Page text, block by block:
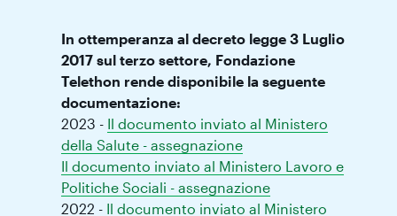
In ottemperanza al decreto legge 3 Luglio
2017 sul terzo settore, Fondazione
Telethon rende disponibile la seguente
documentazione:
2023 - Il documento inviato al Ministero
della Salute - assegnazione
Il documento inviato al Ministero Lavoro e
Politiche Sociali - assegnazione
2022 - Il documento inviato al Ministero